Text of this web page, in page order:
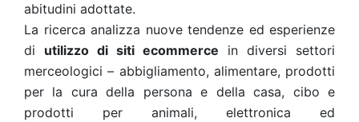
abitudini adottate.
La ricerca analizza nuove tendenze ed esperienze
di utilizzo di siti ecommerce in diversi settori
merceologici – abbigliamento, alimentare, prodotti
per la cura della persona e della casa, cibo e
prodotti per animali, elettronica ed